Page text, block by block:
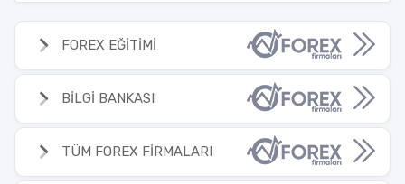
FOREX EĞİTİMİ
BİLGİ BANKASI
TÜM FOREX FİRMALARI